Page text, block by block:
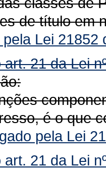
de título em
Lei 21852
art. 21 da Lei
é o que
pela Lei
art. 21 da Lei